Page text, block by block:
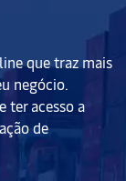
que traz mais
negócio.
ter acesso a
de